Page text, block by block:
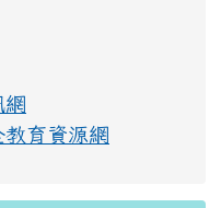
網
育資源網